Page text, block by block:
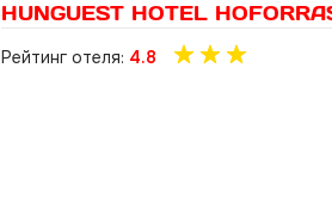
HUNGUEST HOTEL
Рейтинг отеля: 4.8